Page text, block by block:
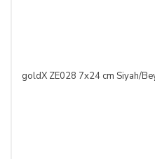
goldX ZE028 7x24 cm Siyah/